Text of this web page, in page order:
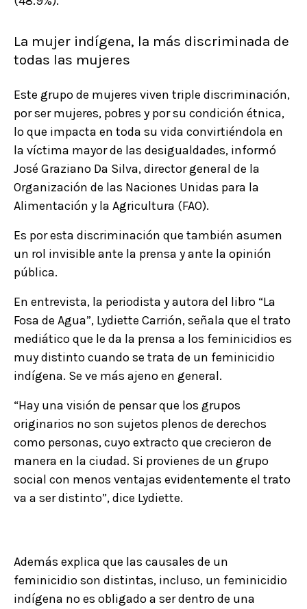
La mujer indígena, la más discriminada de
todas las mujeres
Este grupo de mujeres viven triple discriminación,
por ser mujeres, pobres y por su condición étnica,
lo que impacta en toda su vida convirtiéndola en
la víctima mayor de las desigualdades, informó
José Graziano Da Silva, director general de la
Organización de las Naciones Unidas para la
Alimentación y la Agricultura (FAO).
Es por esta discriminación que también asumen
un rol invisible ante la prensa y ante la opinión
pública.
En entrevista, la periodista y autora del libro “La
Fosa de Agua”, Lydiette Carrión, señala que el trato
mediático que le da la prensa a los feminicidios es
muy distinto cuando se trata de un feminicidio
indígena. Se ve más ajeno en general.
“Hay una visión de pensar que los grupos
originarios no son sujetos plenos de derechos
como personas, cuyo extracto que crecieron de
manera en la ciudad. Si provienes de un grupo
social con menos ventajas evidentemente el trato
va a ser distinto”, dice Lydiette.
Además explica que las causales de un
feminicidio son distintas, incluso, un feminicidio
indígena no es obligado a ser dentro de una